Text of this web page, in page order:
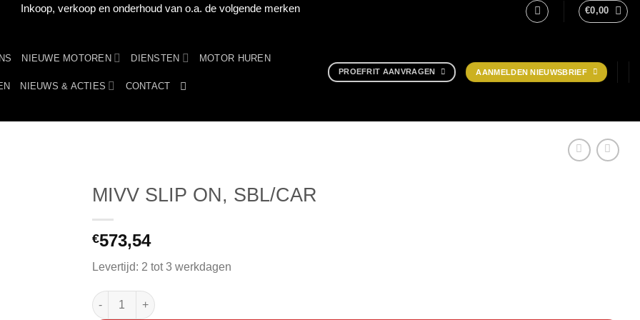
Inkoop, verkoop en onderhoud van o.a. de volgende merken €0,00
NIEUWE MOTOREN DIENSTEN MOTOR HUREN
NIEUWS & ACTIES CONTACT
PROEFRIT AANVRAGEN AANMELDEN NIEUWSBRIEF
MIVV SLIP ON, SBL/CAR
€573,54
Levertijd: 2 tot 3 werkdagen
MIVV SLIP ON, SBL/CAR aantal